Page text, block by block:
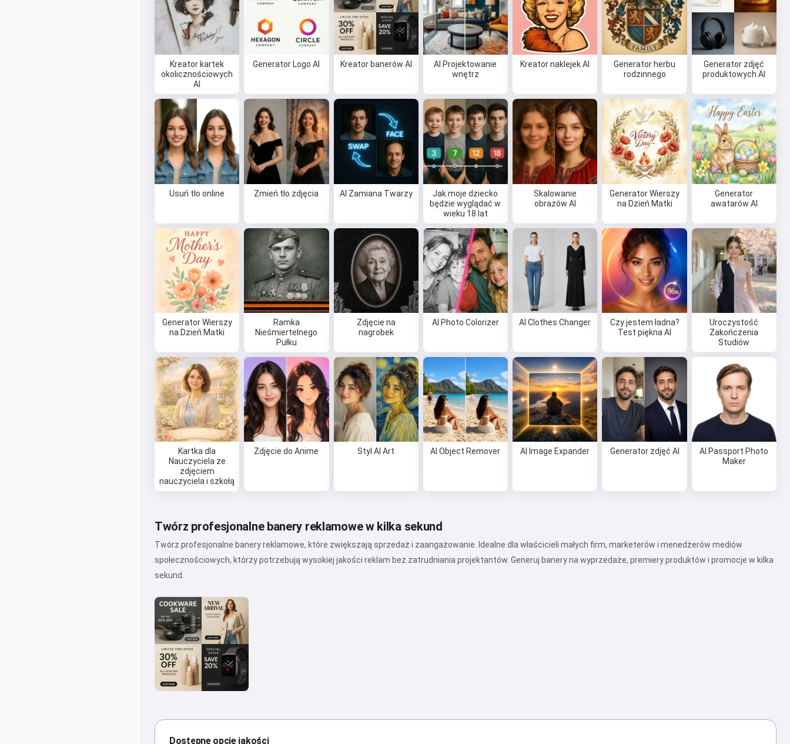
Kreator kartek
okolicznościowych
AI
Generator Logo AI Kreator banerów AI
AI Projektowanie
wnętrz
Kreator naklejek AI
Generator herbu
rodzinnego
Generator zdjęć
produktowych AI
Usuń tło online Zmień tło zdjęcia AI Zamiana Twarzy
Jak moje dziecko
będzie wyglądać w
wieku 18 lat
Skalowanie
obrazów AI
Generator Wierszy
na Dzień Matki
Generator
awatarów AI
Generator Wierszy
na Dzień Matki
Ramka
Nieśmiertelnego
Pułku
Zdjęcie na
nagrobek
AI Photo Colorizer AI Clothes Changer
Czy jestem ładna?
Test piękna AI
Uroczystość
Zakończenia
Studiów
Kartka dla
Nauczyciela ze
zdjęciem
nauczyciela i szkołą
Zdjęcie do Anime Styl AI Art AI Object Remover AI Image Expander Generator zdjęć AI
AI Passport Photo
Maker
Twórz profesjonalne banery reklamowe w kilka sekund
Twórz profesjonalne banery reklamowe, które zwiększają sprzedaż i zaangażowanie. Idealne dla właścicieli małych firm, marketerów i menedżerów mediów
społecznościowych, którzy potrzebują wysokiej jakości reklam bez zatrudniania projektantów. Generuj banery na wyprzedaże, premiery produktów i promocje w kilka
sekund.
Dostępne opcje jakości
Wypróbuj za darmo
Warunki korzystania z usługi,
Polityka zwrotów